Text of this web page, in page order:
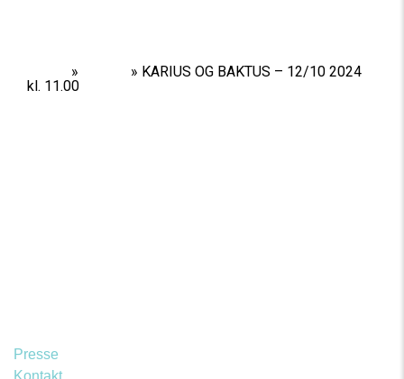
» » KARIUS OG BAKTUS – 12/10 2024
kl. 11.00
Presse
Kontakt